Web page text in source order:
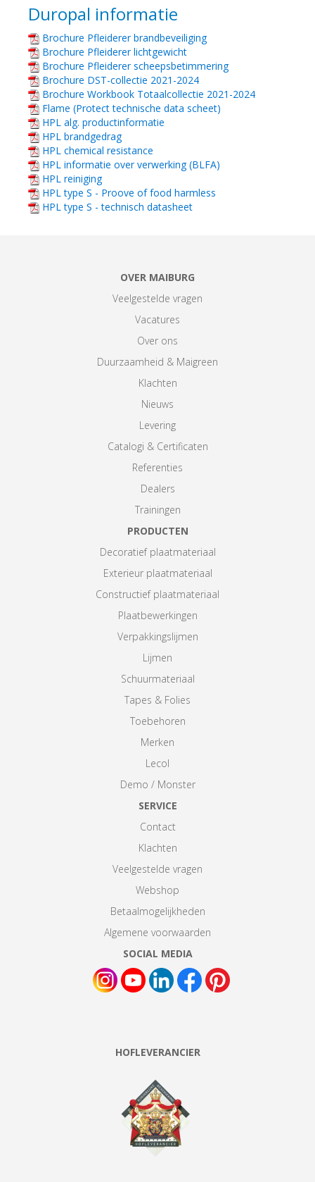
Duropal informatie
Brochure Pfleiderer brandbeveiliging
Brochure Pfleiderer lichtgewicht
Brochure Pfleiderer scheepsbetimmering
Brochure DST-collectie 2021-2024
Brochure Workbook Totaalcollectie 2021-2024
Flame (Protect technische data scheet)
HPL alg. productinformatie
HPL brandgedrag
HPL chemical resistance
HPL informatie over verwerking (BLFA)
HPL reiniging
HPL type S - Proove of food harmless
HPL type S - technisch datasheet
OVER MAIBURG
Veelgestelde vragen
Vacatures
Over ons
Duurzaamheid & Maigreen
Klachten
Nieuws
Levering
Catalogi & Certificaten
Referenties
Dealers
Trainingen
PRODUCTEN
Decoratief plaatmateriaal
Exterieur plaatmateriaal
Constructief plaatmateriaal
Plaatbewerkingen
Verpakkingslijmen
Lijmen
Schuurmateriaal
Tapes & Folies
Toebehoren
Merken
Lecol
Demo / Monster
SERVICE
Contact
Klachten
Veelgestelde vragen
Webshop
Betaalmogelijkheden
Algemene voorwaarden
SOCIAL MEDIA
HOFLEVERANCIER